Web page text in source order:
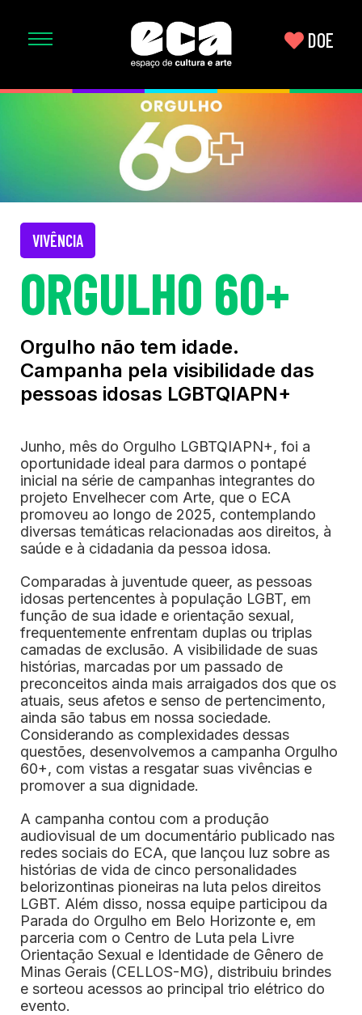
DOE
VIVÊNCIA
ORGULHO 60+
Orgulho não tem idade.
Campanha pela visibilidade das
pessoas idosas LGBTQIAPN+
Junho, mês do Orgulho LGBTQIAPN+, foi a
oportunidade ideal para darmos o pontapé
inicial na série de campanhas integrantes do
projeto Envelhecer com Arte, que o ECA
promoveu ao longo de 2025, contemplando
diversas temáticas relacionadas aos direitos, à
saúde e à cidadania da pessoa idosa.
Comparadas à juventude queer, as pessoas
idosas pertencentes à população LGBT, em
função de sua idade e orientação sexual,
frequentemente enfrentam duplas ou triplas
camadas de exclusão. A visibilidade de suas
histórias, marcadas por um passado de
preconceitos ainda mais arraigados dos que os
atuais, seus afetos e senso de pertencimento,
ainda são tabus em nossa sociedade.
Considerando as complexidades dessas
questões, desenvolvemos a campanha Orgulho
60+, com vistas a resgatar suas vivências e
promover a sua dignidade.
A campanha contou com a produção
audiovisual de um documentário publicado nas
redes sociais do ECA, que lançou luz sobre as
histórias de vida de cinco personalidades
belorizontinas pioneiras na luta pelos direitos
LGBT. Além disso, nossa equipe participou da
Parada do Orgulho em Belo Horizonte e, em
parceria com o Centro de Luta pela Livre
Orientação Sexual e Identidade de Gênero de
Minas Gerais (CELLOS-MG), distribuiu brindes
e sorteou acessos ao principal trio elétrico do
evento.